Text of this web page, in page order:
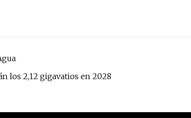
los 2,12 gigavatios en 2028